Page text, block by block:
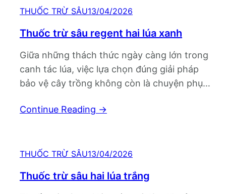
THUỐC TRỪ SÂU13/04/2026
Thuốc trừ sâu regent hai lúa xanh
Giữa những thách thức ngày càng lớn trong
canh tác lúa, việc lựa chọn đúng giải pháp
bảo vệ cây trồng không còn là chuyện phụ
Thuốc trừ sâu regent hai lúa xanh đang dần
Continue Reading →
THUỐC TRỪ SÂU13/04/2026
Thuốc trừ sâu hai lúa trắng